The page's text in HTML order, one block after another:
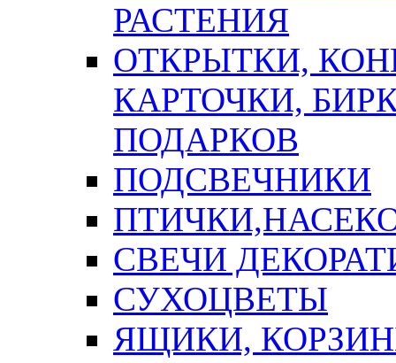
РАСТЕНИЯ
ОТКРЫТКИ,
КАРТОЧКИ,
ПОДАРКОВ
ПОДСВЕЧНИКИ
СВЕЧИ
СУХОЦВЕТЫ
ЯЩИКИ,